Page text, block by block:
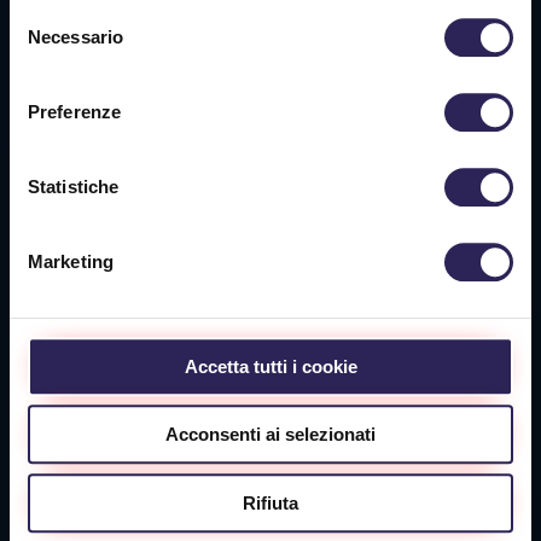
delNecessario
Preferenze
Statistiche
Marketing
Accetta tutti i cookie
Acconsenti ai selezionati
Rifiuta
Sede Massa Carrara
54100 Massa (MS)
Via Verga, 26/28
57121 Livorno (LI)
Tel. +39 0586 425215